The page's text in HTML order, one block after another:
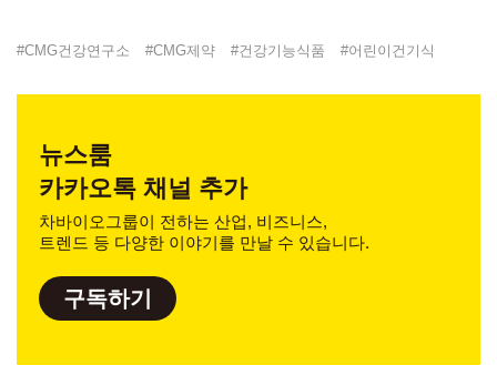
#CMG건강연구소 #CMG제약 #건강기능식품 #어린이건기식
뉴스룸
카카오톡 채널 추가
차바이오그룹이 전하는 산업, 비즈니스,
트렌드 등 다양한 이야기를 만날 수 있습니다.
구독하기